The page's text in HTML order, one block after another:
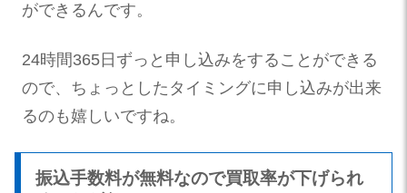
ができるんです。
24時間365日ずっと申し込みをすることができる
ので、ちょっとしたタイミングに申し込みが出来
るのも嬉しいですね。
振込手数料が無料なので買取率が下げられ